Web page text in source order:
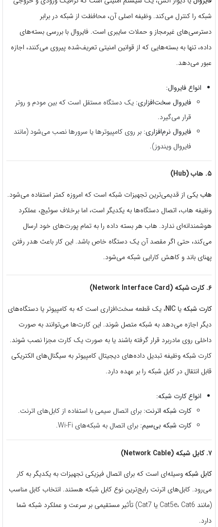
شبکه را کنترل می‌کند. وظیفه اصلی آن، محافظت از شبکه در برابر
دسترسی‌های غیرمجاز و حملات سایبری است. فایروال با بررسی بسته‌های
داده، تنها به بسته‌هایی که از قوانین امنیتی تعریف‌شده پیروی می‌کنند، اجازه
عبور می‌دهد.
انواع فایروال:
فایروال سخت‌افزاری: یک دستگاه مستقل است که بین مودم و روتر
قرار می‌گیرد.
فایروال نرم‌افزاری: بر روی کامپیوترها یا سرورها نصب می‌شود (مانند
فایروال ویندوز).
۵. هاب (Hub)
هاب یکی از قدیمی‌ترین تجهیزات شبکه است که امروزه کمتر استفاده می‌شود.
وظیفه هاب، اتصال دستگاه‌ها به یکدیگر است، اما برخلاف سوئیچ، عملکرد
هوشمندانه‌ای ندارد. هاب هر بسته داده را به تمام پورت‌های خود ارسال
می‌کند، حتی اگر مقصد آن یک دستگاه خاص باشد. این کار باعث هدر رفتن
پهنای باند و کاهش کارایی شبکه می‌شود.
۶. کارت شبکه (Network Interface Card)
کارت شبکهیا NIC، یک قطعه سخت‌افزاری است که به کامپیوتر یا دستگاه‌های
دیگر اجازه می‌دهد به شبکه متصل شوند. این کارت‌ها می‌توانند به صورت
داخلی روی مادربرد قرار گرفته باشند یا به صورت یک کارت مجزا نصب شوند.
کارت شبکه وظیفه تبدیل داده‌های دیجیتال کامپیوتر به سیگنال‌های الکتریکی
قابل انتقال در کابل شبکه را بر عهده دارد.
انواع کارت شبکه:
کارت شبکه اترنت: برای اتصال سیمی با استفاده از کابل‌های اترنت.
کارت شبکه بی‌سیم: برای اتصال به شبکه‌های Wi-Fi.
۷. کابل شبکه (Network Cable)
کابل شبکهوسیله‌ای است که برای اتصال فیزیکی تجهیزات به یکدیگر به کار
می‌رود. کابل‌های اترنت رایج‌ترین نوع کابل شبکه هستند. انتخاب کابل مناسب
(مانند Cat5e، Cat6 یا Cat7) تأثیر مستقیمی بر سرعت و عملکرد شبکه شما
دارد.